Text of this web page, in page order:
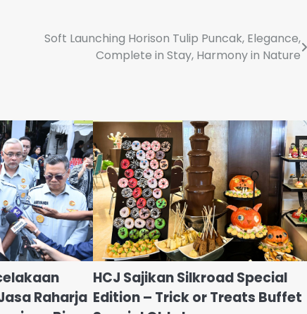
Soft Launching Horison Tulip Puncak, Elegance,
Complete in Stay, Harmony in Nature
Raharja
HCJ Sajikan Silkroad Special
Edition – Trick or Treats Buffet